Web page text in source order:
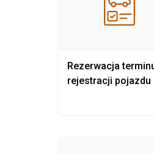
Rezerwacja
rejestracji pojazdu